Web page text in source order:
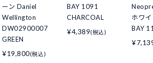
ーン Daniel
Wellington
DW02900007
GREEN
¥19,800(税込)
BAY 1091
CHARCOAL
¥4,389(税込)
ホワ
BAY